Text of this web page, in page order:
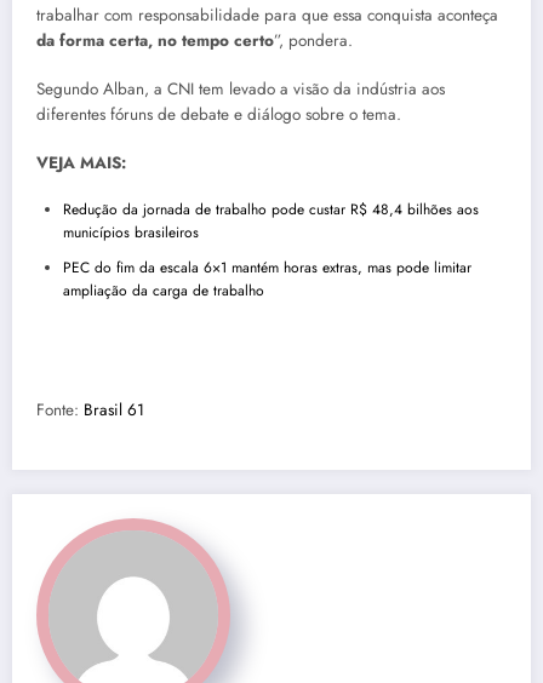
trabalhar com responsabilidade para que essa conquista aconteça
da forma certa, no tempo certo”, pondera.
Segundo Alban, a CNI tem levado a visão da indústria aos
diferentes fóruns de debate e diálogo sobre o tema.
VEJA MAIS:
Redução da jornada de trabalho pode custar R$ 48,4 bilhões aos
municípios brasileiros
PEC do fim da escala 6×1 mantém horas extras, mas pode limitar
ampliação da carga de trabalho
Fonte: Brasil 61